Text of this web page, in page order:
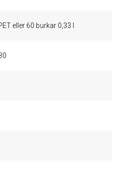
eller 60 burkar 0,33 l